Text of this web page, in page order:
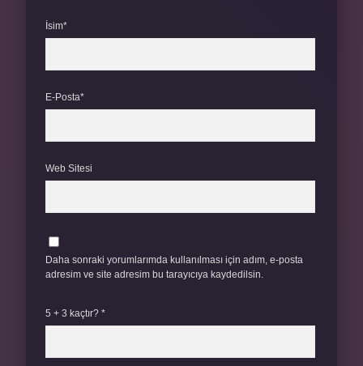
İsim*
E-Posta*
Web Sitesi
Daha sonraki yorumlarımda kullanılması için adım, e-posta
adresim ve site adresim bu tarayıcıya kaydedilsin.
5 + 3 kaçtır? *